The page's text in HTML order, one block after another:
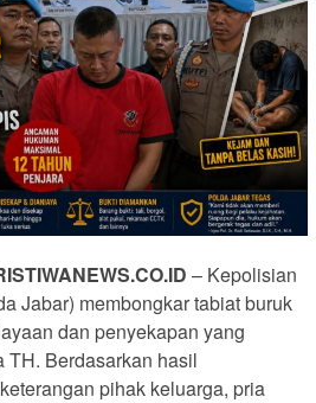
– Kepolisian
Jabar) membongkar tabiat buruk
dan penyekapan yang
TH. Berdasarkan hasil
pihak keluarga, pria